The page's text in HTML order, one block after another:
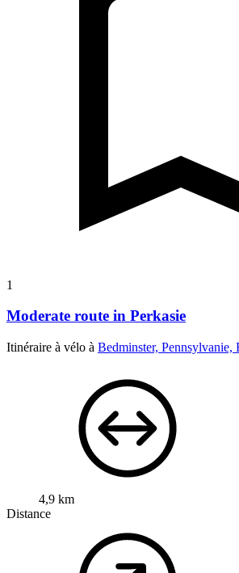
1
Moderate route in Perkasie
Itinéraire à vélo à Bedminster, Pennsylvanie,
4,9 km
Distance